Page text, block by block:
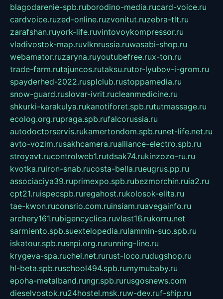
blagodarenie-spb.ruborodino-media.rucard-voice.ru
cardvoice.ruzed-online.ruzvonitut.ruzebra-tlt.ru
zarafshan.ruyork-life.ruvintovoykompressor.ru
vladivostok-map.ruvlknrussia.ruwasabi-shop.ru
webamator.ruzaryna.ruyoutubefree.rux-ton.ru
trade-farm.rutajuncos.rutaksu.rutor-lyubov-i-grom.ru
spayderhed-2022.rusplclub.rustoppamedia.ru
snow-guard.ruslovar-ivrit.rucleanmedicine.ru
shkurki-karakulya.rukanotiforet.spb.rututmassage.ru
ecolog.org.rupraga.spb.rufalcorussia.ru
autodoctorservis.rukamertondom.spb.runet-life.net.ru
avto-vozim.rusakhcamera.rualliance-electro.spb.ru
stroyavt.rucontrolweb1.rutdsak74.rukinzozo-ru.ru
kvotka.ruiron-snab.rucosta-bella.rueugrus.pp.ru
associaciya39.ruprimexpo.spb.rubezmorchin.ruia2.ru
cpt21.ruispecspb.ruregahost.rukolosok-elita.ru
tae-kwon.ruconsrio.com.ruinsiam.ruavegainfo.ru
archery161.rubigencyclica.ruvlast16.rukorru.net
sarmiento.spb.suextelopedia.rulammin-suo.spb.ru
iskatour.spb.rusnpi.org.rurunning-line.ru
krygeva-spa.ruchel.net.rurust-loco.rudugshop.ru
hl-beta.spb.ruschool494.spb.rumymubaby.ru
epoha-metalband.rungr.spb.rurusgosnews.com
dieselvostok.ru24hostel.msk.ruw-dev.ruf-ship.ru